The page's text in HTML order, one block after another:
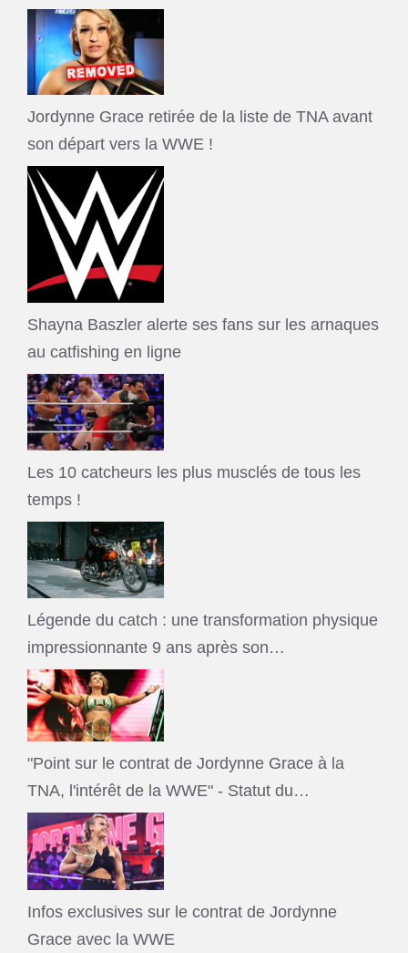
Jordynne Grace retirée de la liste de TNA avant
son départ vers la WWE !
Shayna Baszler alerte ses fans sur les arnaques
au catfishing en ligne
Les 10 catcheurs les plus musclés de tous les
temps !
Légende du catch : une transformation physique
impressionnante 9 ans après son…
"Point sur le contrat de Jordynne Grace à la
TNA, l'intérêt de la WWE" - Statut du…
Infos exclusives sur le contrat de Jordynne
Grace avec la WWE